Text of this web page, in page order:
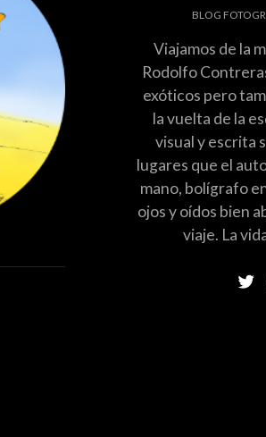
BLOG
Viajamos de la
Rodolfo
exóticos pero
la vuelta de la
visual y escrita
lugares que el
mano, bolígrafo
ojos y oídos bien
viaje. La